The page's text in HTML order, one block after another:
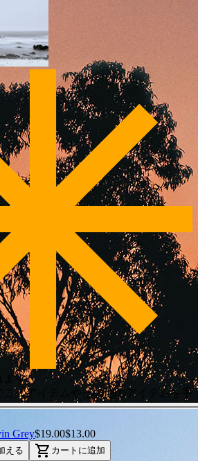
ます
のアイテムやその他のアイテムを手
Grey$19.00$13.00
える shopping_cart カートに追加